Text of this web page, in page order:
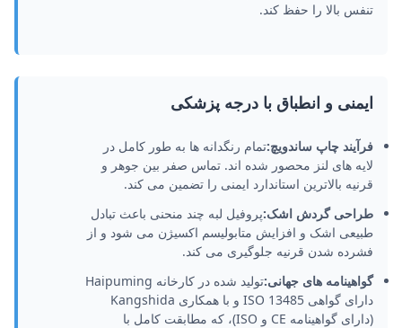
تنفس بالا را حفظ کند.
ایمنی و انطباق با درجه پزشکی
فرآیند چاپ ساندویچ:تمام رنگدانه ها به طور کامل در
لایه های لنز محصور شده اند. تماس صفر بین جوهر و
قرنیه بالاترین استاندارد ایمنی را تضمین می کند.
طراحی گردش اشک:پروفیل لبه چند منحنی باعث تبادل
طبیعی اشک و افزایش متابولیسم اکسیژن می شود و از
فشرده شدن قرنیه جلوگیری می کند.
گواهینامه های جهانی:
تولید شده در کارخانه Haipuming
دارای گواهی ISO 13485 و با همکاری Kangshida
(دارای گواهینامه CE و ISO)، که مطابقت کامل با